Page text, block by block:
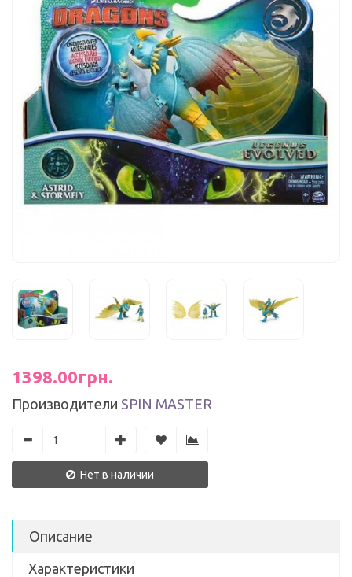
1398.00грн.
Производители SPIN MASTER
Нет в наличии
Описание
Характеристики